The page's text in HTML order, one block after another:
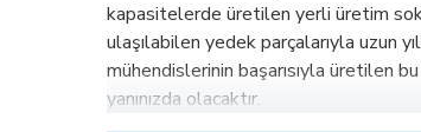
kapasitelerde üretilen yerli üretim
ulaşılabilen yedek parçalarıyla uzun
mühendislerinin başarısıyla üretilen bu
yanınızda olacaktır.